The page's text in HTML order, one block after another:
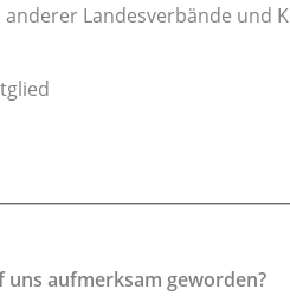
anderer Landesverbände und
uns aufmerksam geworden?